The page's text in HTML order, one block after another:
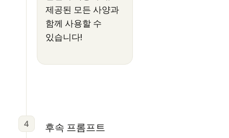
제공된 모든 사양과
함께 사용할 수
있습니다!
4 후속 프롬프트